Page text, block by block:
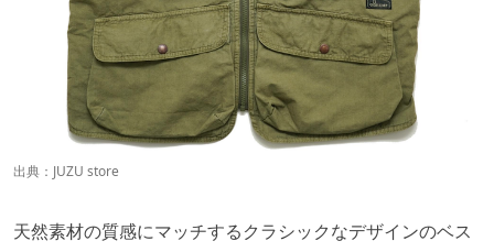
出典： JUZU store
天然素材の質感にマッチするクラシックなデザインのベス